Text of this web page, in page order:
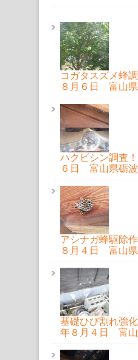
コガタスズメ蜂
８月６日 富山
ハクビシン調査
６日 富山県砺
アシナガ蜂駆除
８月４日 富山
基礎ひび割れ強
年８月４日 富